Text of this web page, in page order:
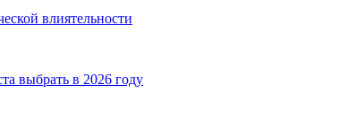
влиятельности
выбрать в 2026 году